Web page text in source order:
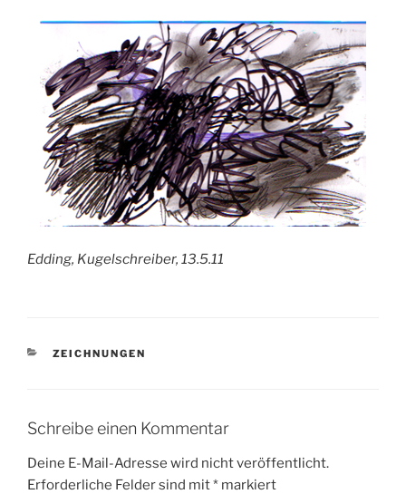
Edding, Kugelschreiber, 13.5.11
KATEGORIEN
ZEICHNUNGEN
Schreibe einen Kommentar
Deine E-Mail-Adresse wird nicht veröffentlicht.
Erforderliche Felder sind mit* markiert